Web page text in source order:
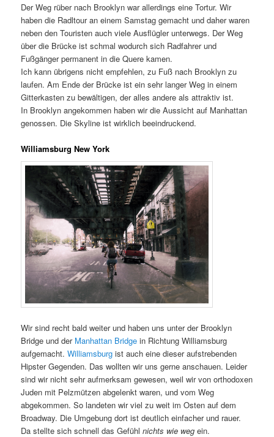
Der Weg rüber nach Brooklyn war allerdings eine Tortur. Wir
haben die Radltour an einem Samstag gemacht und daher waren
neben den Touristen auch viele Ausflügler unterwegs. Der Weg
über die Brücke ist schmal wodurch sich Radfahrer und
Fußgänger permanent in die Quere kamen.
Ich kann übrigens nicht empfehlen, zu Fuß nach Brooklyn zu
laufen. Am Ende der Brücke ist ein sehr langer Weg in einem
Gitterkasten zu bewältigen, der alles andere als attraktiv ist.
In Brooklyn angekommen haben wir die Aussicht auf Manhattan
genossen. Die Skyline ist wirklich beeindruckend.
Williamsburg New York
Wir sind recht bald weiter und haben uns unter der Brooklyn
Bridge und der Manhattan Bridge in Richtung Williamsburg
aufgemacht.Williamsburg ist auch eine dieser aufstrebenden
Hipster Gegenden. Das wollten wir uns gerne anschauen. Leider
sind wir nicht sehr aufmerksam gewesen, weil wir von orthodoxen
Juden mit Pelzmützen abgelenkt waren, und vom Weg
abgekommen. So landeten wir viel zu weit im Osten auf dem
Broadway. Die Umgebung dort ist deutlich einfacher und rauer.
Da stellte sich schnell das Gefühlnichts wie weg ein.